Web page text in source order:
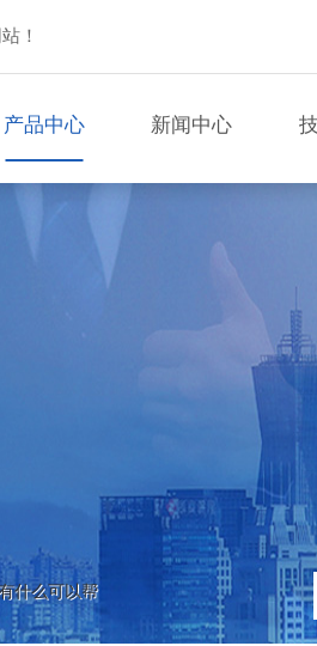
什么可以帮
！
产品中心 新闻中心